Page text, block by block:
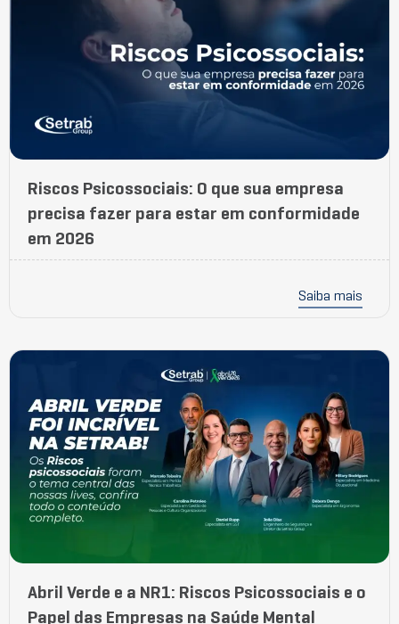
Riscos Psicossociais: O que sua empresa
precisa fazer para estar em conformidade
em 2026
Saiba mais
Abril Verde e a NR1: Riscos Psicossociais e o
Papel das Empresas na Saúde Mental